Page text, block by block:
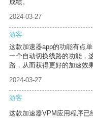
成绩。
2024-03-27
游客
这款加速器app的功能有点
一个自动切换线路的功能，
路，从而获得更好的加速效果
2024-03-27
游客
这款加速器VPM应用程序已